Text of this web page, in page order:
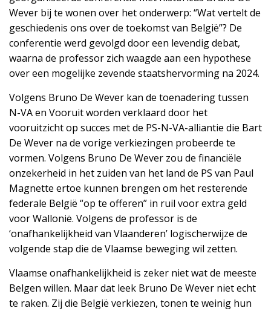
Wever bij te wonen over het onderwerp: “Wat vertelt de
geschiedenis ons over de toekomst van België”? De
conferentie werd gevolgd door een levendig debat,
waarna de professor zich waagde aan een hypothese
over een mogelijke zevende staatshervorming na 2024.
Volgens Bruno De Wever kan de toenadering tussen
N-VA en Vooruit worden verklaard door het
vooruitzicht op succes met de PS-N-VA-alliantie die Bart
De Wever na de vorige verkiezingen probeerde te
vormen. Volgens Bruno De Wever zou de financiële
onzekerheid in het zuiden van het land de PS van Paul
Magnette ertoe kunnen brengen om het resterende
federale België “op te offeren” in ruil voor extra geld
voor Wallonië. Volgens de professor is de
‘onafhankelijkheid van Vlaanderen’ logischerwijze de
volgende stap die de Vlaamse beweging wil zetten.
Vlaamse onafhankelijkheid is zeker niet wat de meeste
Belgen willen. Maar dat leek Bruno De Wever niet echt
te raken. Zij die België verkiezen, tonen te weinig hun